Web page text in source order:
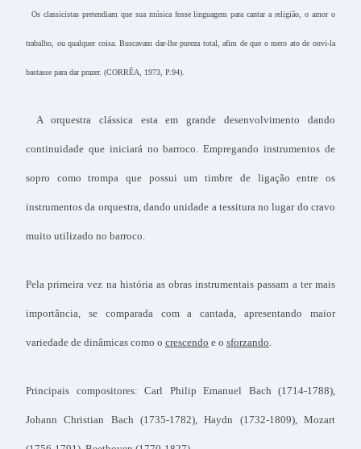
Os classicistas pretendiam que sua música fosse linguagem para cantar a religião, o amor o
trabalho, ou qualquer coisa. Buscavam dar-lhe pureza total, afim de que o mero ato de ouvi-la
bastasse para dar prazer. (CORRÊA, 1973, P.94).
A orquestra clássica esta em grande desenvolvimento dando
continuidade que iniciará no barroco. Empregando instrumentos de
sopro como trompa que possui um timbre de ligação entre os
instrumentos da orquestra, dando unidade a tessitura no lugar do cravo
muito utilizado no barroco.
Pela primeira vez na história as obras instrumentais passam a ter mais
importância, se comparada com a cantada, apresentando maior
variedade de dinâmicas como o crescendo e o sforzando.
Principais compositores: Carl Philip Emanuel Bach (1714-1788),
Johann Christian Bach (1735-1782), Haydn (1732-1809), Mozart